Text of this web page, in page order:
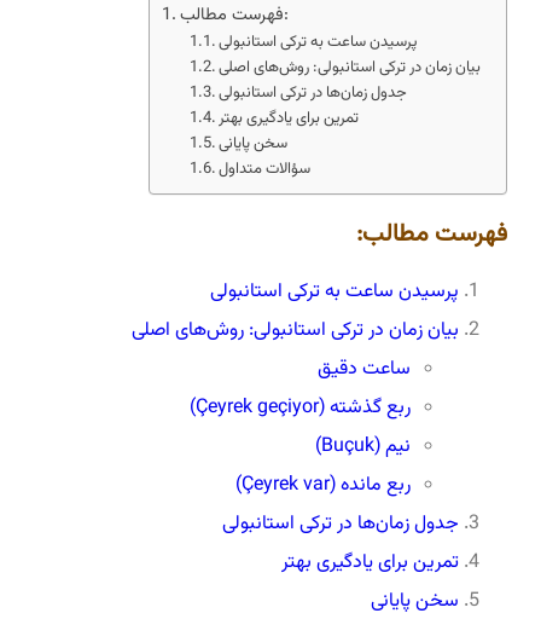
فهرست مطالب:
پرسیدن ساعت به ترکی استانبولی
بیان زمان در ترکی استانبولی: روش‌های اصلی
جدول زمان‌ها در ترکی استانبولی
تمرین برای یادگیری بهتر
سخن پایانی
سؤالات متداول
فهرست مطالب:
پرسیدن ساعت به ترکی استانبولی
بیان زمان در ترکی استانبولی: روش‌های اصلی
ساعت دقیق
ربع گذشته (Çeyrek geçiyor)
نیم (Buçuk)
ربع مانده (Çeyrek var)
جدول زمان‌ها در ترکی استانبولی
تمرین برای یادگیری بهتر
سخن پایانی